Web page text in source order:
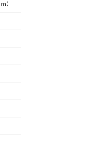
）